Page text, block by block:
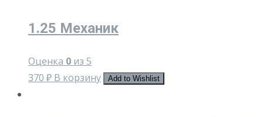
1.25 Механик
Оценка 0 из 5
370 ₽ В корзину Add to Wishlist